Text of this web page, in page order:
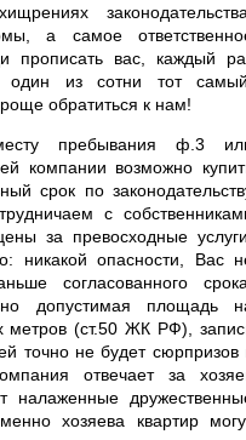
а самое
прописать вас, каждый
один из сотни тот
обратиться к нам!
пребывания ф.3
компании возможно
срок по
с
за превосходные
никакой опасности, Вас
согласованного
допустимая площадь
метров (ст.50 ЖК РФ),
точно не будет сюрпризов
отвечает за
налаженные
хозяева квартир